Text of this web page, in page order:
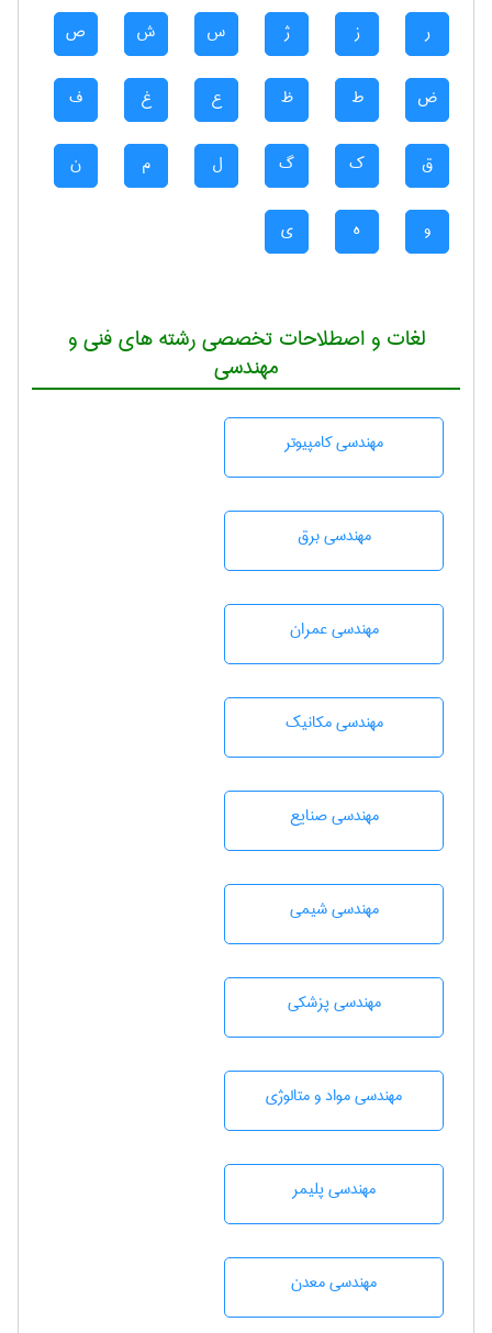
ر ز ژ س ش ص
ض ط ظ ع غ ف
ق ک گ ل م ن
و ه ی
لغات و اصطلاحات تخصصی رشته های فنی و
مهندسی
مهندسی كامپيوتر
مهندسی برق
مهندسی عمران
مهندسی مکانیک
مهندسی صنايع
مهندسي شيمی
مهندسی پزشکی
مهندسی مواد و متالوژی
مهندسی پليمر
مهندسی معدن